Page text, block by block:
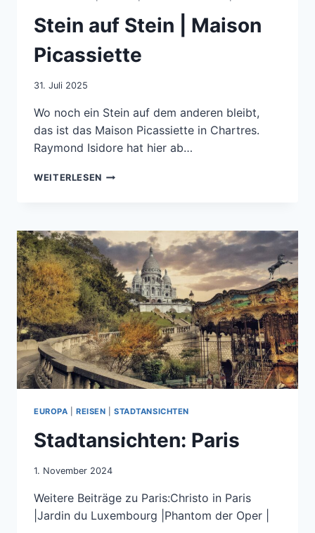
Stein auf Stein | Maison
Picassiette
31. Juli 2025
Wo noch ein Stein auf dem anderen bleibt,
das ist das Maison Picassiette in Chartres.
Raymond Isidore hat hier ab…
WEITERLESEN STEIN
MAISON
PICASSIETTE
EUROPA |REISEN |STADTANSICHTEN
Stadtansichten: Paris
1. November 2024
Weitere Beiträge zu Paris:Christo in Paris
|Jardin du Luxembourg |Phantom der Oper |